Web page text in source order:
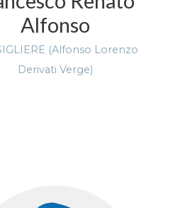
Alfonso
(Alfonso Lorenzo
Derivati Verge)